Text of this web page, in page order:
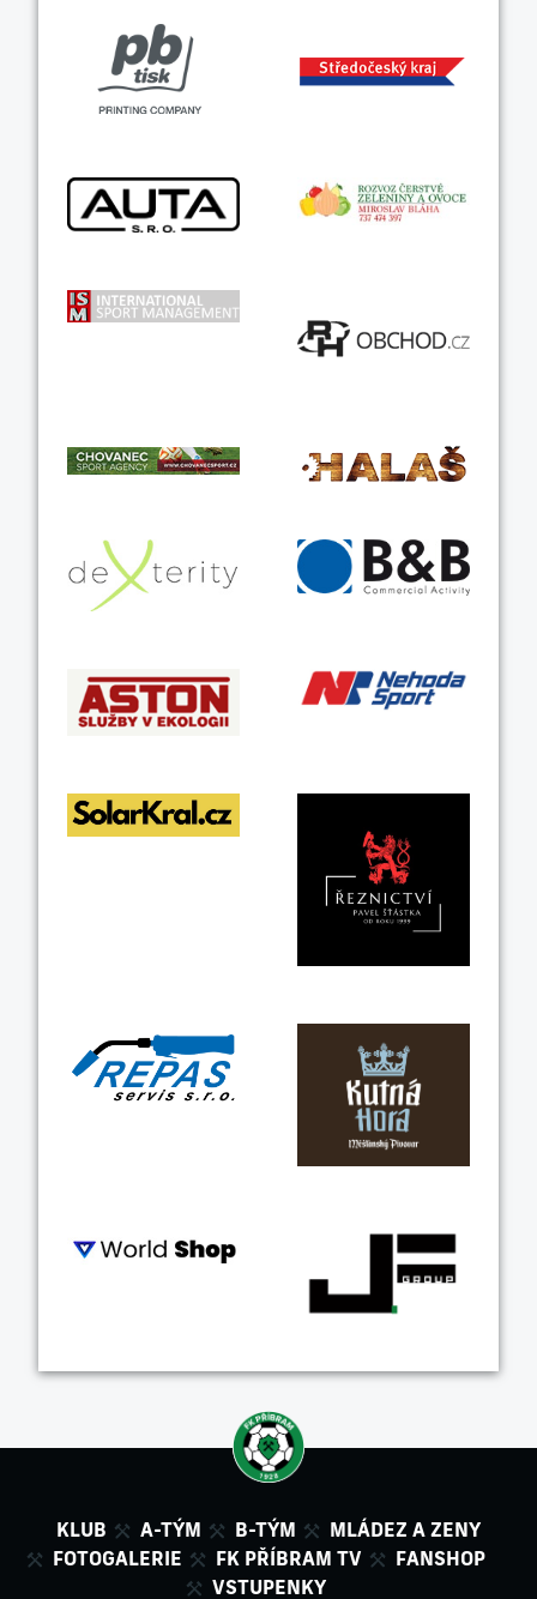
KLUB A-TÝM B-TÝM
MLÁDEZ A ZENY
FOTOGALERIE
FK PŘÍBRAM TV
FANSHOP
VSTUPENKY